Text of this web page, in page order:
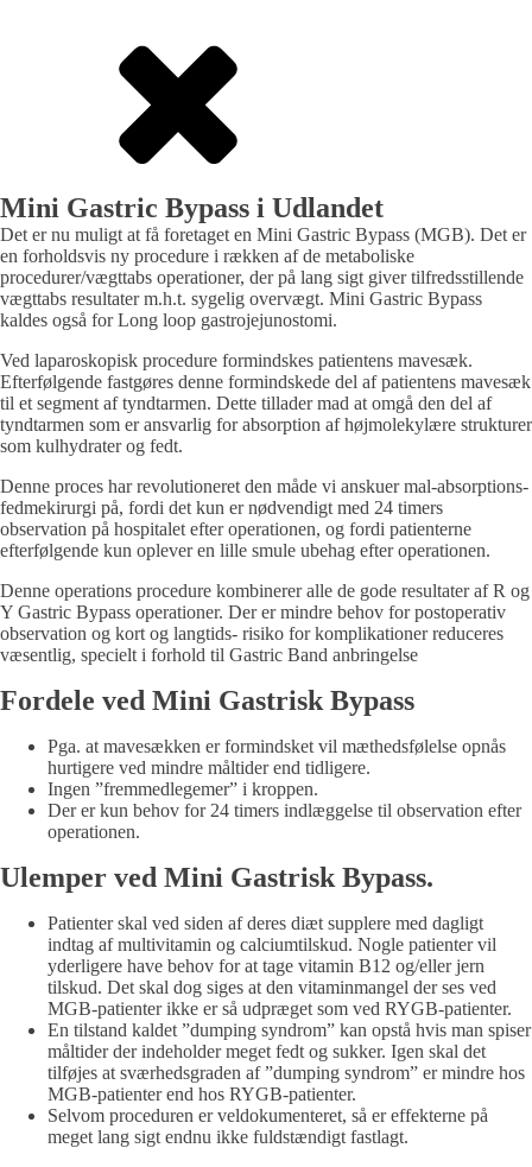
Mini Gastric Bypass i Udlandet
Det er nu muligt at få foretaget en Mini Gastric Bypass (MGB). Det er
en forholdsvis ny procedure i rækken af de metaboliske
procedurer/vægttabs operationer, der på lang sigt giver tilfredsstillende
vægttabs resultater m.h.t. sygelig overvægt. Mini Gastric Bypass
kaldes også for Long loop gastrojejunostomi.
Ved laparoskopisk procedure formindskes patientens mavesæk.
Efterfølgende fastgøres denne formindskede del af patientens mavesæk
til et segment af tyndtarmen. Dette tillader mad at omgå den del af
tyndtarmen som er ansvarlig for absorption af højmolekylære strukturer
som kulhydrater og fedt.
Denne proces har revolutioneret den måde vi anskuer mal-absorptions-
fedmekirurgi på, fordi det kun er nødvendigt med 24 timers
observation på hospitalet efter operationen, og fordi patienterne
efterfølgende kun oplever en lille smule ubehag efter operationen.
Denne operations procedure kombinerer alle de gode resultater af R og
Y Gastric Bypass operationer. Der er mindre behov for postoperativ
observation og kort og langtids- risiko for komplikationer reduceres
væsentlig, specielt i forhold til Gastric Band anbringelse
Fordele ved Mini Gastrisk Bypass
Pga. at mavesækken er formindsket vil mæthedsfølelse opnås
hurtigere ved mindre måltider end tidligere.
Ingen ”fremmedlegemer” i kroppen.
Der er kun behov for 24 timers indlæggelse til observation efter
operationen.
Ulemper ved Mini Gastrisk Bypass.
Patienter skal ved siden af deres diæt supplere med dagligt
indtag af multivitamin og calciumtilskud. Nogle patienter vil
yderligere have behov for at tage vitamin B12 og/eller jern
tilskud. Det skal dog siges at den vitaminmangel der ses ved
MGB-patienter ikke er så udpræget som ved RYGB-patienter.
En tilstand kaldet ”dumping syndrom” kan opstå hvis man spiser
måltider der indeholder meget fedt og sukker. Igen skal det
tilføjes at sværhedsgraden af ”dumping syndrom” er mindre hos
MGB-patienter end hos RYGB-patienter.
Selvom proceduren er veldokumenteret, så er effekterne på
meget lang sigt endnu ikke fuldstændigt fastlagt.